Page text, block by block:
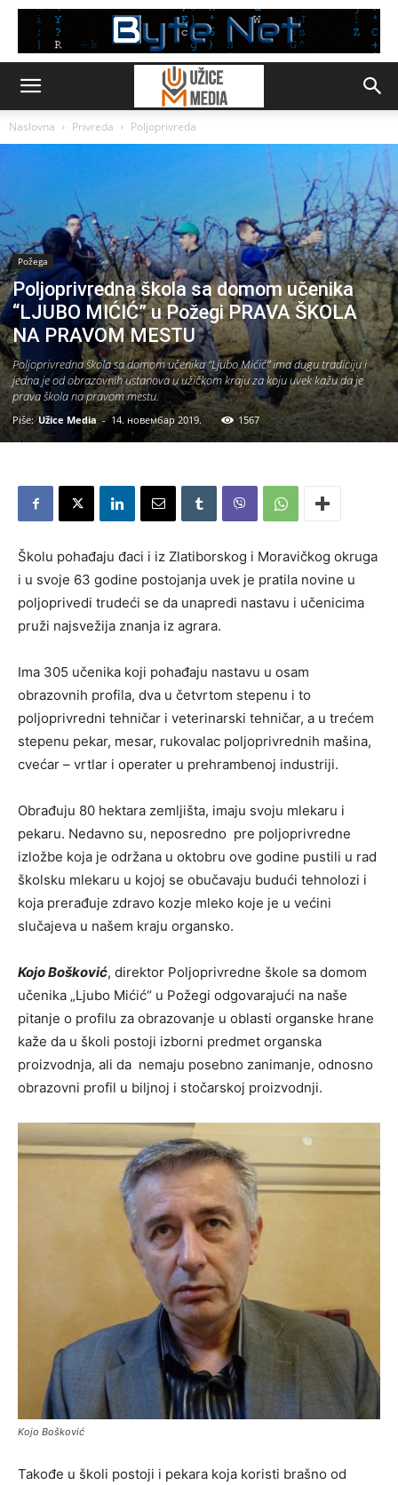
Naslovna Privreda Poljoprivreda
Požega
Poljoprivredna škola sa domom učenika
“LJUBO MIĆIĆ” u Požegi PRAVA ŠKOLA
NA PRAVOM MESTU
Poljoprivredna škola sa domom učenika “Ljubo Mićić” ima dugu tradiciju i
jedna je od obrazovnih ustanova u užičkom kraju za koju uvek kažu da je
prava škola na pravom mestu.
Piše: Užice Media - 14. новембар 2019. 1567
Školu pohađaju đaci i iz Zlatiborskog i Moravičkog okruga
i u svoje 63 godine postojanja uvek je pratila novine u
poljoprivedi trudeći se da unapredi nastavu i učenicima
pruži najsvežija znanja iz agrara.
Ima 305 učenika koji pohađaju nastavu u osam
obrazovnih profila, dva u četvrtom stepenu i to
poljoprivredni tehničar i veterinarski tehničar, a u trećem
stepenu pekar, mesar, rukovalac poljoprivrednih mašina,
cvećar – vrtlar i operater u prehrambenoj industriji.
Obrađuju 80 hektara zemljišta, imaju svoju mlekaru i
pekaru. Nedavno su, neposredno pre poljoprivredne
izložbe koja je održana u oktobru ove godine pustili u rad
školsku mlekaru u kojoj se obučavaju budući tehnolozi i
koja prerađuje zdravo kozje mleko koje je u većini
slučajeva u našem kraju organsko.
Kojo Bošković, direktor Poljoprivredne škole sa domom
učenika „Ljubo Mićić“ u Požegi odgovarajući na naše
pitanje o profilu za obrazovanje u oblasti organske hrane
kaže da u školi postoji izborni predmet organska
proizvodnja, ali da nemaju posebno zanimanje, odnosno
obrazovni profil u biljnoj i stočarskoj proizvodnji.
Kojo Bošković
Takođe u školi postoji i pekara koja koristi brašno od